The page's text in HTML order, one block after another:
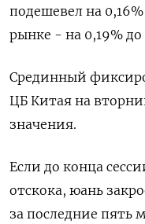
подешевел на
рынке - на 0,19% до
Срединный
ЦБ Китая на
значения.
Если до конца
отскока, юань
за последние пять